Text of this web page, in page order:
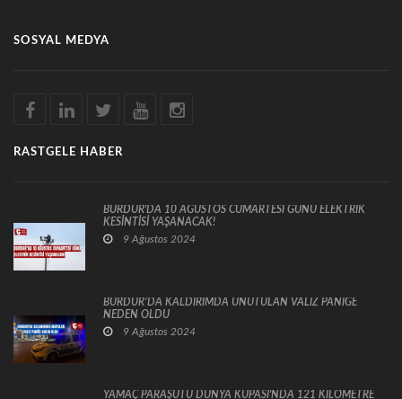
SOSYAL MEDYA
RASTGELE HABER
BURDUR'DA 10 AĞUSTOS CUMARTESİ GÜNÜ ELEKTRİK
KESİNTİSİ YAŞANACAK!
9 Ağustos 2024
BURDUR’DA KALDIRIMDA UNUTULAN VALİZ PANİĞE
NEDEN OLDU
9 Ağustos 2024
YAMAÇ PARAŞÜTÜ DÜNYA KUPASI'NDA 121 KİLOMETRE